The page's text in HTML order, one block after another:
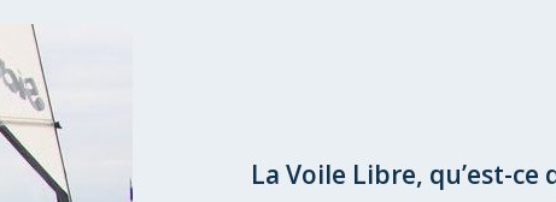
La Voile Libre, qu’est-ce